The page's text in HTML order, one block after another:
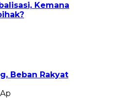
Kemana
Beban Rakyat